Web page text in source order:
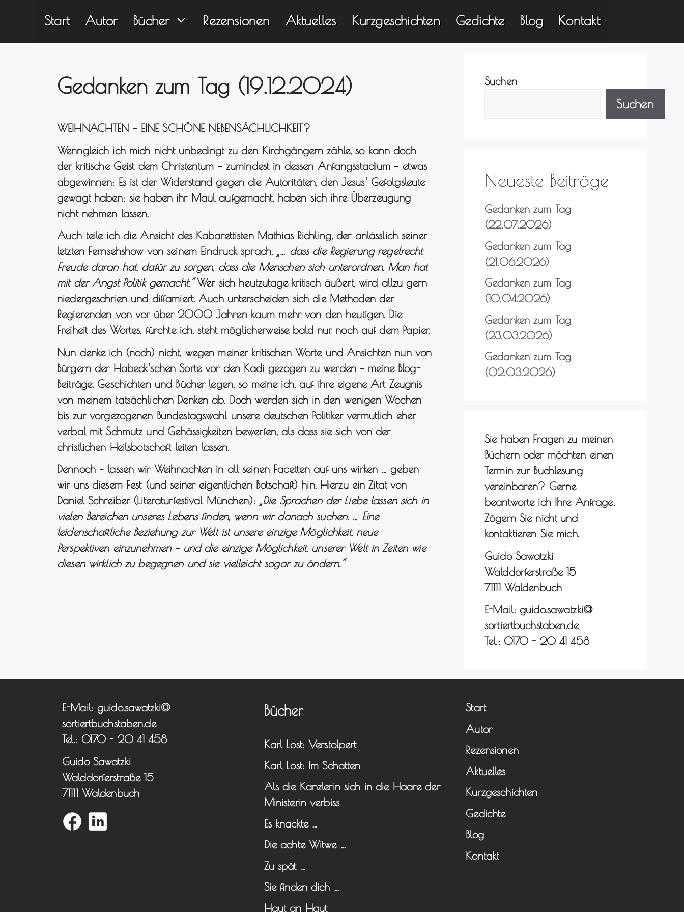
Start Autor Bücher Rezensionen Aktuelles Kurzgeschichten Gedichte Blog Kontakt
Gedanken zum Tag (19.12.2024)
WEIHNACHTEN – EINE SCHÖNE NEBENSÄCHLICHKEIT?
Wenngleich ich mich nicht unbedingt zu den Kirchgängern zähle, so kann doch
der kritische Geist dem Christentum – zumindest in dessen Anfangsstadium – etwas
abgewinnen: Es ist der Widerstand gegen die Autoritäten, den Jesus‘ Gefolgsleute
gewagt haben; sie haben ihr Maul aufgemacht, haben sich ihre Überzeugung
nicht nehmen lassen.
Auch teile ich die Ansicht des Kabarettisten Mathias Richling, der anlässlich seiner
letzten Fernsehshow von seinem Eindruck sprach, „… dass die Regierung regelrecht
Freude daran hat, dafür zu sorgen, dass die Menschen sich unterordnen. Man hat
mit der Angst Politik gemacht.“Wer sich heutzutage kritisch äußert, wird allzu gern
niedergeschrien und diffamiert. Auch unterscheiden sich die Methoden der
Regierenden von vor über 2000 Jahren kaum mehr von den heutigen. Die
Freiheit des Wortes, fürchte ich, steht möglicherweise bald nur noch auf dem Papier.
Nun denke ich (noch) nicht, wegen meiner kritischen Worte und Ansichten nun von
Bürgern der Habeck‘schen Sorte vor den Kadi gezogen zu werden – meine Blog-
Beiträge, Geschichten und Bücher legen, so meine ich, auf ihre eigene Art Zeugnis
von meinem tatsächlichen Denken ab. Doch werden sich in den wenigen Wochen
bis zur vorgezogenen Bundestagswahl unsere deutschen Politiker vermutlich eher
verbal mit Schmutz und Gehässigkeiten bewerfen, als dass sie sich von der
christlichen Heilsbotschaft leiten lassen.
Dennoch – lassen wir Weihnachten in all seinen Facetten auf uns wirken … geben
wir uns diesem Fest (und seiner eigentlichen Botschaft) hin. Hierzu ein Zitat von
Daniel Schreiber (Literaturfestival München): „Die Sprachen der Liebe lassen sich in
vielen Bereichen unseres Lebens finden, wenn wir danach suchen. … Eine
leidenschaftliche Beziehung zur Welt ist unsere einzige Möglichkeit, neue
Perspektiven einzunehmen – und die einzige Möglichkeit, unserer Welt in Zeiten wie
diesen wirklich zu begegnen und sie vielleicht sogar zu ändern.“
Suchen
Suchen
Neueste Beiträge
Gedanken zum Tag
(22.07.2026)
Gedanken zum Tag
(21.06.2026)
Gedanken zum Tag
(10.04.2026)
Gedanken zum Tag
(23.03.2026)
Gedanken zum Tag
(02.03.2026)
Sie haben Fragen zu meinen
Büchern oder möchten einen
Termin zur Buchlesung
vereinbaren? Gerne
beantworte ich Ihre Anfrage.
Zögern Sie nicht und
kontaktieren Sie mich.
Guido Sawatzki
Walddorferstraße 15
71111 Waldenbuch
E-Mail: guido.sawatzki@
sortiertbuchstaben.de
Tel.: 0170 - 20 41 458
E-Mail: guido.sawatzki@
sortiertbuchstaben.de
Tel.: 0170 - 20 41 458
Guido Sawatzki
Walddorferstraße 15
71111 Waldenbuch
Bücher
Karl Lost: Verstolpert
Karl Lost: Im Schatten
Als die Kanzlerin sich in die Haare der
Ministerin verbiss
Es knackte …
Die achte Witwe …
Zu spät …
Sie finden dich …
Haut an Haut
Start
Autor
Rezensionen
Aktuelles
Kurzgeschichten
Gedichte
Blog
Kontakt